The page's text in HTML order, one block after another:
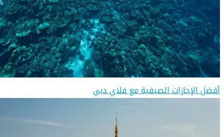
أفضل الإجازات الصيفية مع فلاي دبي